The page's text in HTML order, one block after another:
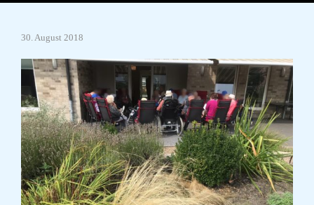
30. August 2018